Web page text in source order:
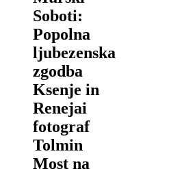
Soboti:
Popolna
ljubezenska
zgodba
Ksenje in
Renejai
fotograf
Tolmin
Most na